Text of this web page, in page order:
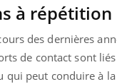
à répétition
des dernières
de contact sont
qui peut conduire à